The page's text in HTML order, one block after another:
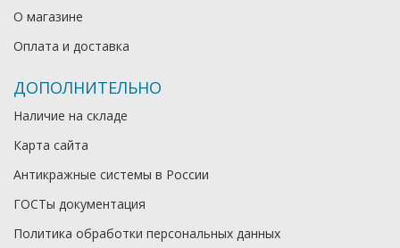
О магазине
Оплата и доставка
ДОПОЛНИТЕЛЬНО
Наличие на складе
Карта сайта
Антикражные системы в России
ГОСТы документация
Политика обработки персональных данных